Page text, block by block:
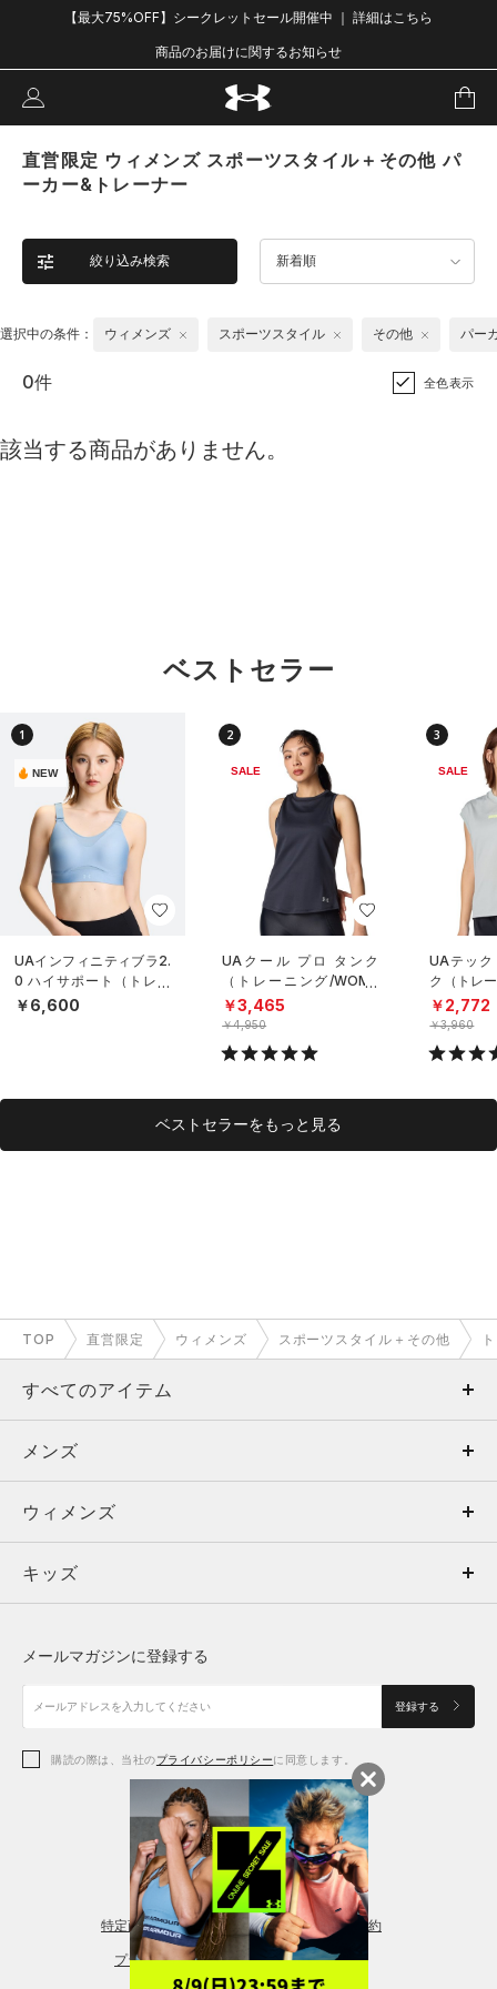
【最大75%OFF】シークレットセール開催中 ｜ 詳細はこちら
商品のお届けに関するお知らせ
直営限定 ウィメンズ スポーツスタイル＋その他 パ
ーカー&トレーナー
絞り込み検索 新着順
選択中の条件： ウィメンズ スポーツスタイル その他 パー
0件 全色表示
該当する商品がありません。
ベストセラー
1
NEW
UAインフィニティブラ2.
0 ハイサポート（トレー
ニング/WOMEN）
￥6,600
2
SALE
UAクール プロ タンク
（トレーニング/WOME
N）
￥3,465
￥4,950
3
SALE
UAテック
ク（トレ
N）
￥2,772
￥3,960
ベストセラーをもっと見る
TOP 直営限定 ウィメンズ スポーツスタイル＋その他
すべてのアイテム
メンズ
ウィメンズ
キッズ
アクセサリー
メンズ
トップス
ボトムス
アクセサリー
ウィメンズ
トップス
シューズ
アクセサリー
レギンス＆タイツ
キッズ
シューズ
メールマガジンに登録する
登録する
購読の際は、当社のプライバシーポリシーに同意します。
特定商取引法に基づく通販の表記 会員規約
プライバシーポリシー